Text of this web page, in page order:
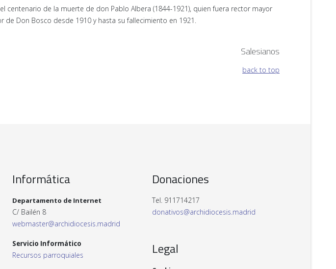
centenario de la muerte de don Pablo Albera (1844-1921), quien fuera rector mayor
de Don Bosco desde 1910 y hasta su fallecimiento en 1921.
Salesianos
back to top
Informática
Departamento de Internet
C/ Bailén 8
webmaster@archidiocesis.madrid
Servicio Informático
Recursos parroquiales
Donaciones
Tel. 911714217
donativos@archidiocesis.madrid
Legal